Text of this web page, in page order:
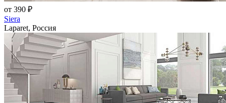
от 390 ₽
Siera
Laparet, Россия